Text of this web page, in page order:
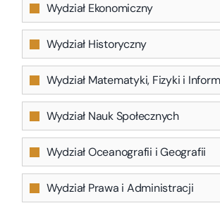
Wydział Ekonomiczny
Wydział Historyczny
Wydział Matematyki, Fizyki i
Wydział Nauk Społecznych
Wydział Oceanografii i Geografii
Wydział Prawa i Administracji